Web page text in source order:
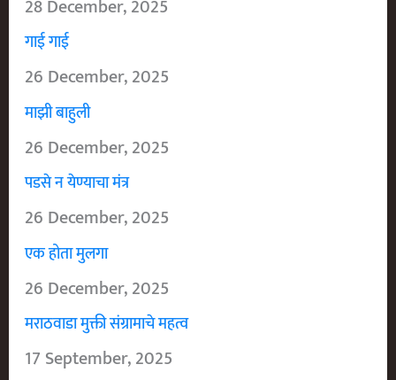
28 December, 2025
गाई गाई
26 December, 2025
माझी बाहुली
26 December, 2025
पडसे न येण्याचा मंत्र
26 December, 2025
एक होता मुलगा
26 December, 2025
मराठवाडा मुक्ती संग्रामाचे महत्व
17 September, 2025